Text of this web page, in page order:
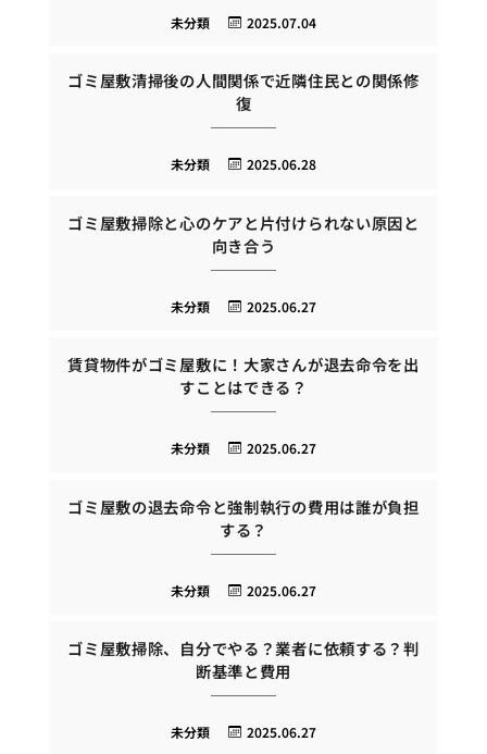
2025.07.04
未分類
ゴミ屋敷清掃後の人間関係で近隣住民との関係修
復
2025.06.28
未分類
ゴミ屋敷掃除と心のケアと片付けられない原因と
向き合う
2025.06.27
未分類
賃貸物件がゴミ屋敷に！大家さんが退去命令を出
すことはできる？
2025.06.27
未分類
ゴミ屋敷の退去命令と強制執行の費用は誰が負担
する？
2025.06.27
未分類
ゴミ屋敷掃除、自分でやる？業者に依頼する？判
断基準と費用
2025.06.27
未分類